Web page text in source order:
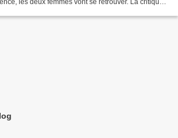
les deux femmes vont se retrouver. La critique